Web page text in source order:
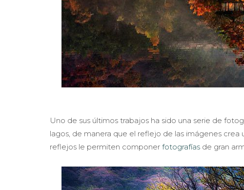
Uno de sus últimos trabajos ha sido una serie de
lagos, de manera que el reflejo de las imágenes
reflejos le permiten componer fotografías de gran